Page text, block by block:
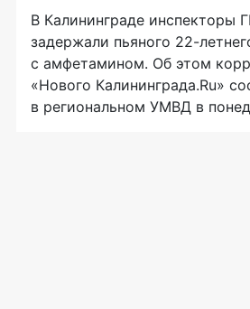
В Калининграде инспекторы
задержали пьяного 22-
с амфетамином. Об этом
«Нового Калининграда.Ru»
в региональном УМВД в